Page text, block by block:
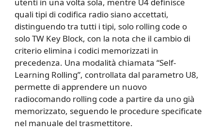
quali tipi di codifica radio siano accettati,
distinguendo tra tutti i tipi, solo rolling code o
solo TW Key Block, con la nota che il cambio di
criterio elimina i codici memorizzati in
precedenza. Una modalità chiamata “Self-
Learning Rolling”, controllata dal parametro U8,
permette di apprendere un nuovo
radiocomando rolling code a partire da uno già
memorizzato, seguendo le procedure specificate
nel manuale del trasmettitore.